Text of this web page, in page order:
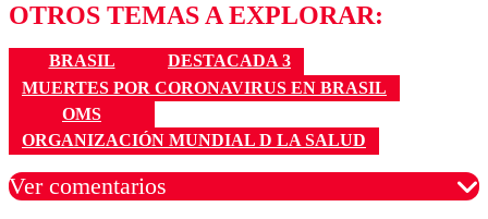
OTROS TEMAS A EXPLORAR:
BRASIL
DESTACADA 3
MUERTES POR CORONAVIRUS EN BRASIL
OMS
ORGANIZACIÓN MUNDIAL D LA SALUD
Ver comentarios